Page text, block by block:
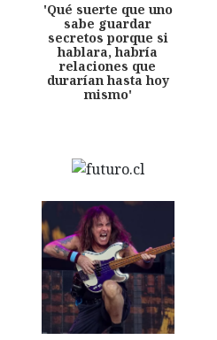
'Qué suerte que uno
sabe guardar
secretos porque si
hablara, habría
relaciones que
durarían hasta hoy
mismo'